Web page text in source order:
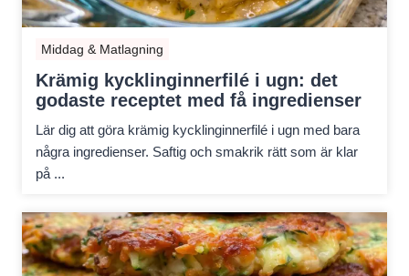
Middag & Matlagning
Krämig kycklinginnerfilé i ugn: det
godaste receptet med få ingredienser
Lär dig att göra krämig kycklinginnerfilé i ugn med bara
några ingredienser. Saftig och smakrik rätt som är klar
på ...